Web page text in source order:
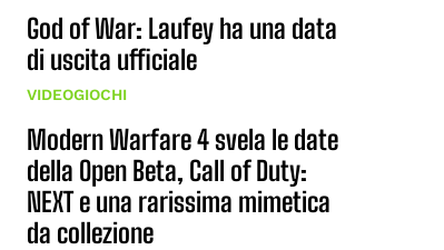
God of War: Laufey ha una data
di uscita ufficiale
VIDEOGIOCHI
Modern Warfare 4 svela le date
della Open Beta, Call of Duty:
NEXT e una rarissima mimetica
da collezione